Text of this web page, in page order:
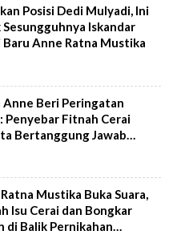
Posisi Dedi Mulyadi, Ini
Sesungguhnya Iskandar
Baru Anne Ratna Mustika
Anne Beri Peringatan
Penyebar Fitnah Cerai
Bertanggung Jawab
Akhirat
Mustika Buka Suara,
Isu Cerai dan Bongkar
di Balik Pernikahan
Akbar